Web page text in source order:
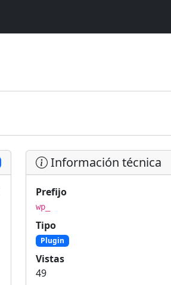
Información técnica
Prefijo
wp_
Tipo
Plugin
Vistas
49